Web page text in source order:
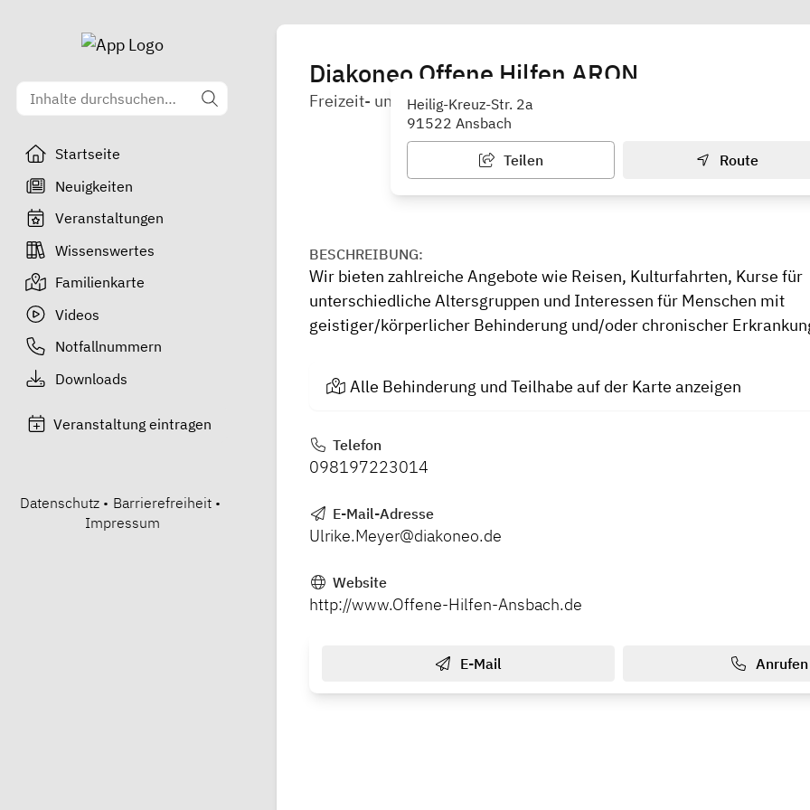
Startseite
Neuigkeiten
Veranstaltungen
Wissenswertes
Familienkarte
Videos
Notfallnummern
Downloads
Veranstaltung eintragen
Datenschutz • Barrierefreiheit •
Impressum
Diakoneo Offene Hilfen ARON
Freizeit- und Bildungsangebote, Reisen
Heilig-Kreuz-Str. 2a
91522 Ansbach
Teilen Route
BESCHREIBUNG:
Wir bieten zahlreiche Angebote wie Reisen, Kulturfahrten, Kurse für
unterschiedliche Altersgruppen und Interessen für Menschen mit
geistiger/körperlicher Behinderung und/oder chronischer
Alle Behinderung und Teilhabe auf der Karte anzeigen
Telefon
098197223014
E-Mail-Adresse
Ulrike.Meyer@diakoneo.de
Website
http://www.Offene-Hilfen-Ansbach.de
E-Mail Anrufen